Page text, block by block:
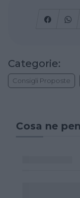
Categorie:
Consigli Proposte
Cosa ne